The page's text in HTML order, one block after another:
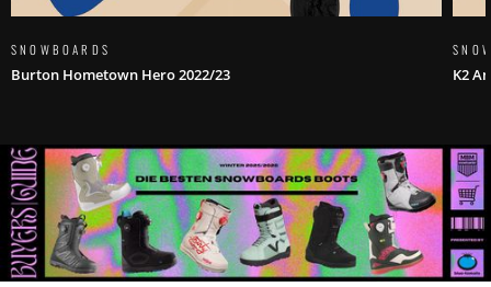
SNOWBOARDS
Burton Hometown Hero 2022/23 K2